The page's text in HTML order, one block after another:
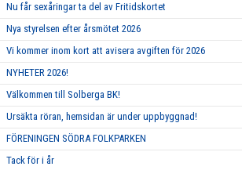
Nu får sexåringar ta del av Fritidskortet
Nya styrelsen efter årsmötet 2026
Vi kommer inom kort att avisera avgiften för 2026
NYHETER 2026!
Välkommen till Solberga BK!
Ursäkta röran, hemsidan är under uppbyggnad!
FÖRENINGEN SÖDRA FOLKPARKEN
Tack för i år